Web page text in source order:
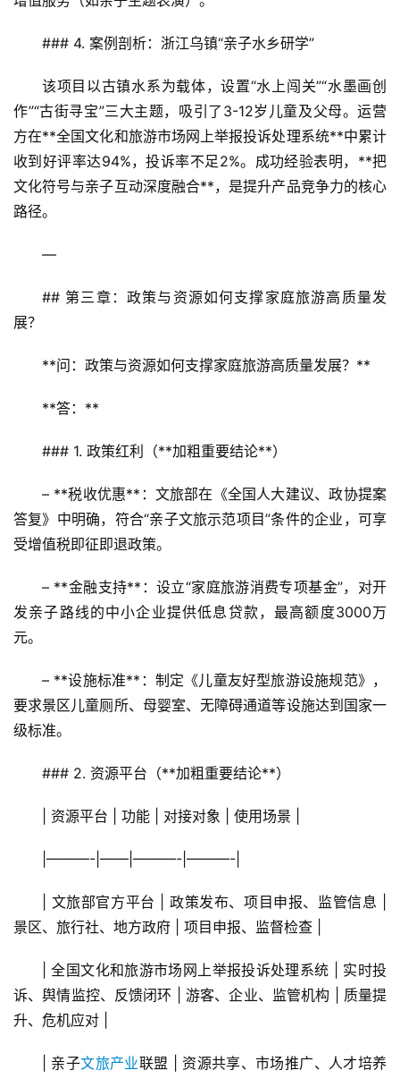
合
振
兴
智
慧
旅
+
登录 注册
### 4. 案例剖析：浙江乌镇“亲子水乡研学”
该项目以古镇水系为载体，设置“水上闯关”“水墨画创
作”“古街寻宝”三大主题，吸引了3-12岁儿童及父母。运营
方在**全国文化和旅游市场网上举报投诉处理系统**中累计
收到好评率达94%，投诉率不足2%。成功经验表明，**把
文化符号与亲子互动深度融合**，是提升产品竞争力的核心
路径。
—
## 第三章：政策与资源如何支撑家庭旅游高质量发
展？
**问：政策与资源如何支撑家庭旅游高质量发展？**
**答：**
### 1. 政策红利（**加粗重要结论**）
– **税收优惠**：文旅部在《全国人大建议、政协提案
答复》中明确，符合“亲子文旅示范项目”条件的企业，可享
受增值税即征即退政策。
– **金融支持**：设立“家庭旅游消费专项基金”，对开
发亲子路线的中小企业提供低息贷款，最高额度3000万
元。
– **设施标准**：制定《儿童友好型旅游设施规范》，
要求景区儿童厕所、母婴室、无障碍通道等设施达到国家一
级标准。
### 2. 资源平台（**加粗重要结论**）
| 资源平台 | 功能 | 对接对象 | 使用场景 |
|———-|——|———-|———-|
| 文旅部官方平台 | 政策发布、项目申报、监管信息 |
景区、旅行社、地方政府 | 项目申报、监督检查 |
| 全国文化和旅游市场网上举报投诉处理系统 | 实时投
诉、舆情监控、反馈闭环 | 游客、企业、监管机构 | 质量提
升、危机应对 |
| 亲子文旅产业联盟 | 资源共享、市场推广、人才培养